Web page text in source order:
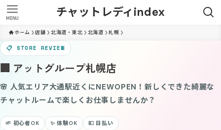
チャットレディindex
MENU
ホーム 店舗 北海道・東北 北海道 札幌
📋 STORE REVIEW
🏢 アットグループ札幌店
🌸 人気エリア大通駅近くにNEWOPEN！新しくできた綺麗な
チャットルームで楽しくお仕事しませんか？
🌱 初心者OK ✨ 体験OK 💴 日払い